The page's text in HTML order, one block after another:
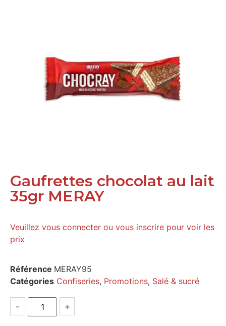
Gaufrettes chocolat au lait
35gr MERAY
Veuillez vous connecter ou vous inscrire pour voir les
prix
Référence MERAY95
Catégories Confiseries, Promotions, Salé & sucré
- +